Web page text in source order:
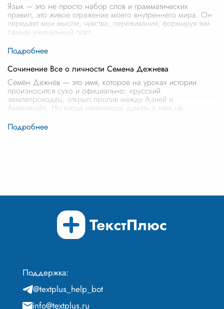
Язык – это не просто набор слов и грамматических
правил, это живое отражение моего внутреннего мира. Он
передает мои мысли, чувства, переживания, формируя тем
самым уникальный порт
Сочинение Все о личности Семена Дежнева
Семён Дежнёв — это имя, которое на уроках истории
произносится сухо и официально: «русский
землепроходец, открыл пролив между Азией и
Америкой». Но когда начинаешь думать о нём не
Поддержка:
@textplus_help_bot
info@textplus.ru